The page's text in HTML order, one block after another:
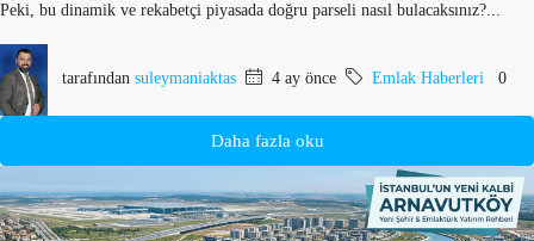
Peki, bu dinamik ve rekabetçi piyasada doğru parseli nasıl bulacaksınız?...
tarafından suleymaniaktas 4 ay önce Emlak Haberleri 0
Daha fazla oku